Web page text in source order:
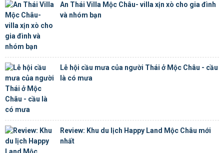
An Thái Villa Mộc Châu- villa xịn xò cho gia đình
và nhóm bạn
Lễ hội cầu mưa của người Thái ở Mộc Châu - cầu
là có mưa
Review: Khu du lịch Happy Land Mộc Châu mới
nhất